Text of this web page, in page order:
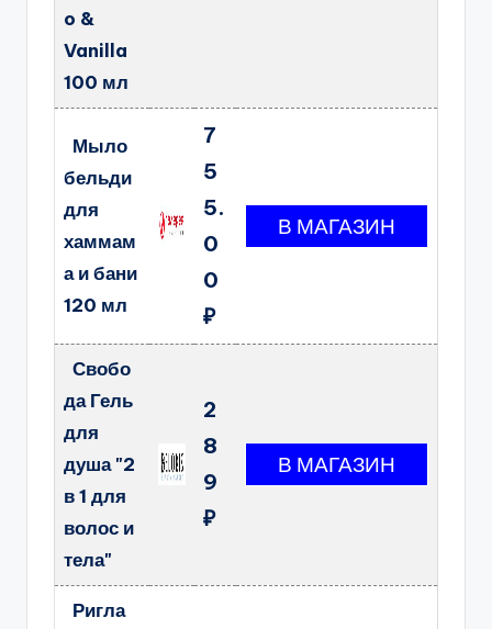
o &
Vanilla
100 мл
Мыло
бельди
для
хаммам
а и бани
120 мл
7
5
5.
0
0
₽
Свобо
да Гель
для
душа "2
в 1 для
волос и
тела"
2
8
9
₽
Ригла